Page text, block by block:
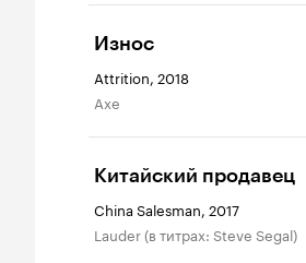
Износ
Attrition, 2018
Axe
Китайский продавец
China Salesman, 2017
Lauder (в титрах: Steve Segal)